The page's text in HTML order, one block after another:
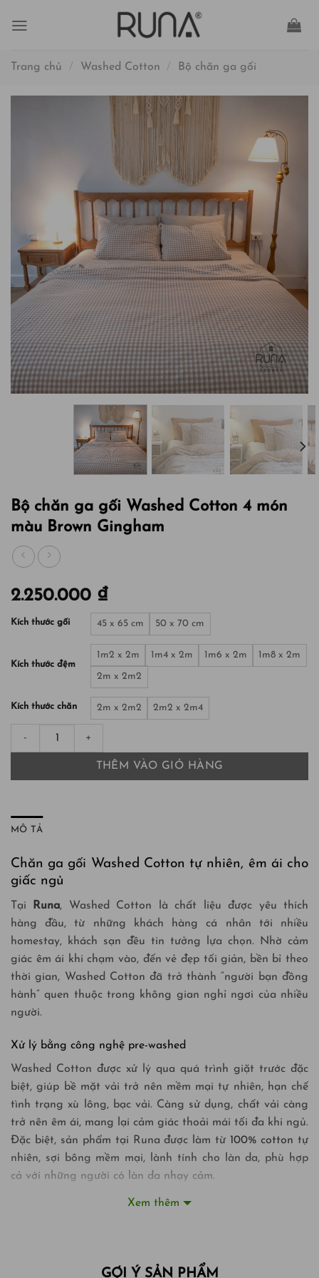
qua
dungTrang chủ / Washed Cotton / Bộ chăn ga gối
Bộ chăn ga gối Washed Cotton 4 món
màu Brown Gingham
2.250.000 ₫
Kích thước gối 45 x 65 cm 50 x 70 cm
Kích thước đệm
1m2 x 2m 1m4 x 2m 1m6 x 2m
1m8 x 2m
2m x 2m2
Kích thước chăn 2m x 2m2 2m2 x 2m4
Bộ chăn ga gối Washed Cotton 4 món màu Brown Gingham số
THÊM VÀO GIỎ HÀNG
MÔ TẢ
Chăn ga gối Washed Cotton tự nhiên, êm ái cho
giấc ngủ
Tại Runa, Washed Cotton là chất liệu được yêu thích
hàng đầu, từ những khách hàng cá nhân tới nhiều
homestay, khách sạn đều tin tưởng lựa chọn. Nhờ cảm
giác êm ái khi chạm vào, đến vẻ đẹp tối giản, bền bỉ theo
thời gian, Washed Cotton đã trở thành “người bạn đồng
hành” quen thuộc trong không gian nghỉ ngơi của nhiều
người.
Xử lý bằng công nghệ pre-washed
Washed Cotton được xử lý qua quá trình giặt trước đặc
biệt, giúp bề mặt vải trở nên mềm mại tự nhiên, hạn chế
tình trạng xù lông, bạc vải. Càng sử dụng, chất vải càng
trở nên êm ái, mang lại cảm giác thoải mái tối đa khi ngủ.
Đặc biệt, sản phẩm tại Runa được làm từ 100% cotton tự
nhiên, sợi bông mềm mại, lành tính cho làn da, phù hợp
cả với những người có làn da nhạy cảm.
Sở hữu độ thoáng khí vượt trội
thoải mái suốt đêm. Điều này đặc biệt phù hợp với khí
Xem thêm
GỢI Ý SẢN PHẨM